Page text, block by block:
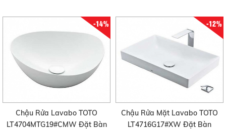
-14%
Chậu Rửa Lavabo TOTO
LT4704MTG19#CMW Đặt Bàn
-12%
Chậu Rửa Mặt Lavabo TOTO
LT4716G17#XW Đặt Bàn